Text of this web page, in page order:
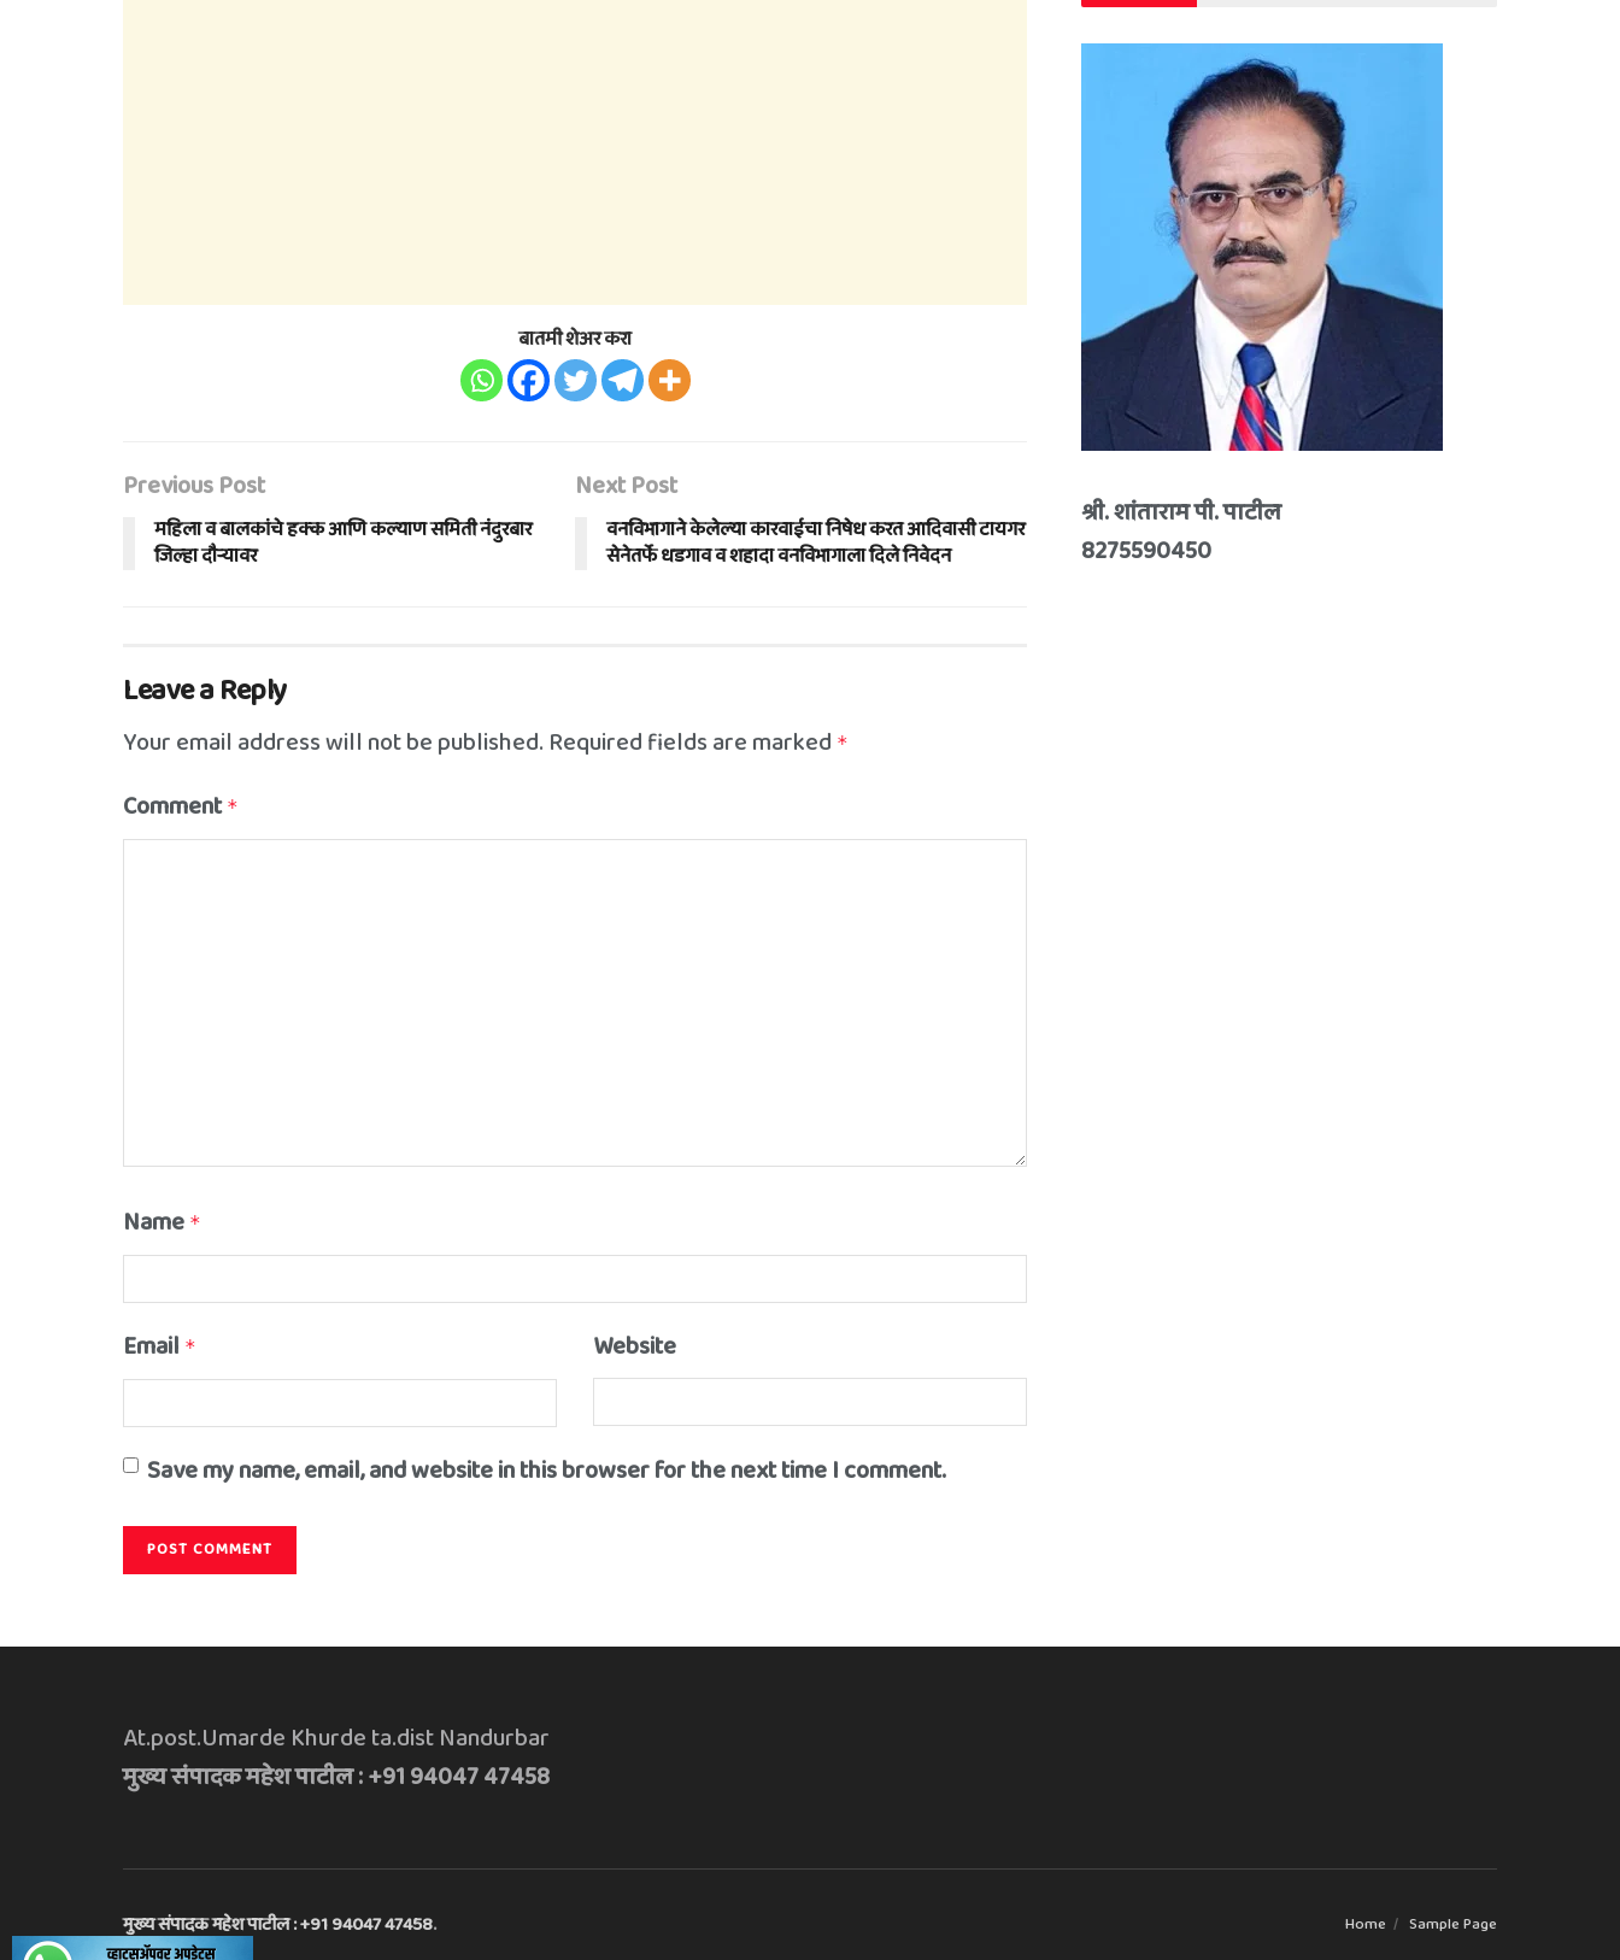
बातमी शेअर करा
Previous Post
महिला व बालकांचे हक्क आणि कल्याण समिती नंदुरबार
जिल्हा दौऱ्यावर
Next Post
वनविभागाने केलेल्या कारवाईचा निषेध करत आदिवासी टायगर
सेनेतर्फे धडगाव व शहादा वनविभागाला दिले निवेदन
Leave a Reply
Your email address will not be published. Required fields are marked *
Comment *
Name *
Email * Website
Save my name, email, and website in this browser for the next time I comment.
श्री. शांताराम पी. पाटील
8275590450
At.post.Umarde Khurde ta.dist Nandurbar
मुख्य संपादक महेश पाटील : +91 94047 47458
Home Sample Page
मुख्य संपादक महेश पाटील : +91 94047 47458.